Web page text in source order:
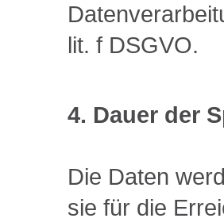
lit. f DSGVO.
4. Dauer der
Die Daten
sie für die